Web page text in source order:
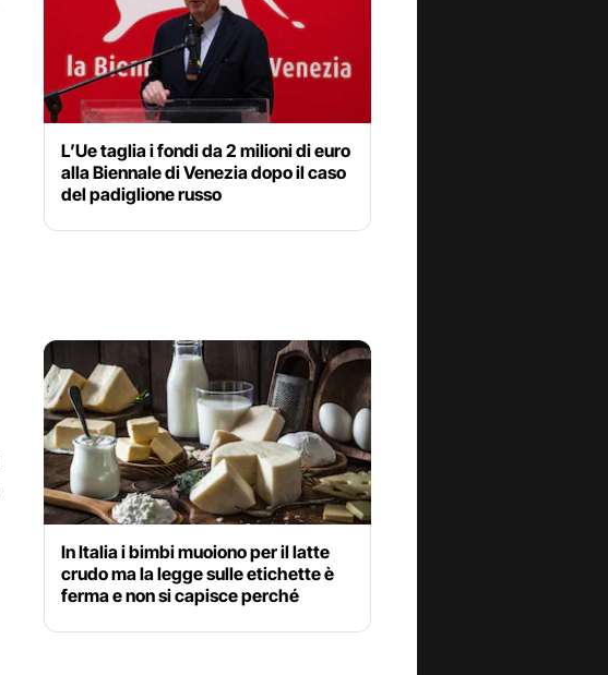
L’Ue taglia i fondi da 2 milioni di euro
alla Biennale di Venezia dopo il caso
del padiglione russo
In Italia i bimbi muoiono per il latte
crudo ma la legge sulle etichette è
ferma e non si capisce perché